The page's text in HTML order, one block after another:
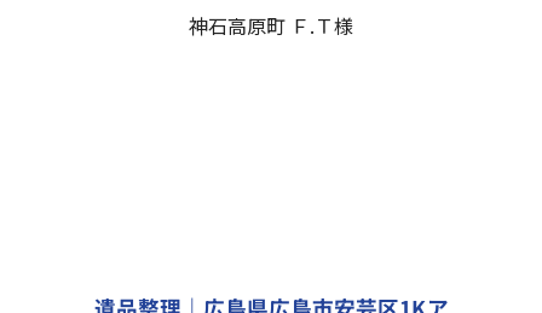
神石高原町 Ｆ.Ｔ様